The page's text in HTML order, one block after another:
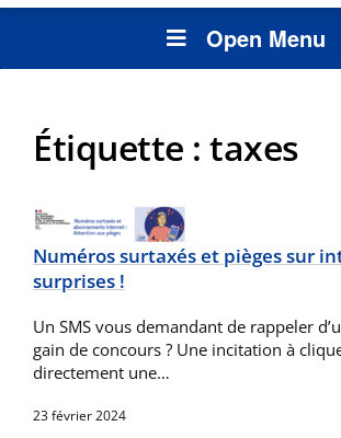
Open Menu
Étiquette : taxes
Numéros surtaxés et pièges sur
surprises !
Un SMS vous demandant de rappeler
gain de concours ? Une incitation à
directement une…
23 février 2024